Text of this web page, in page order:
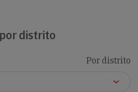
distrito
Por distrito